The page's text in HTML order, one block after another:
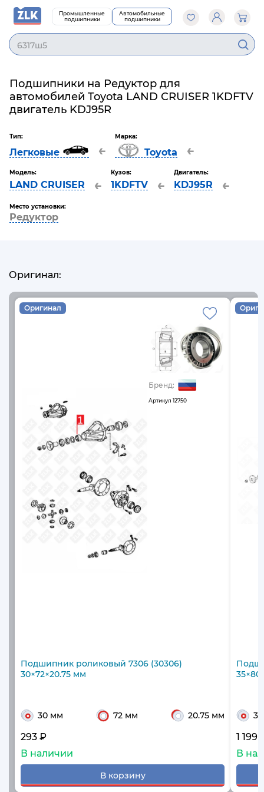
Промышленные
подшипники
Автомобильные
подшипники
6317ш5
Подшипники на Редуктор для
автомобилей Toyota LAND CRUISER 1KDFTV
двигатель KDJ95R
Тип:
Легковые ←
Марка:
Toyota ←
Модель:
LAND CRUISER ←
Кузов:
1KDFTV ←
Двигатель:
KDJ95R ←
Место установки:
Редуктор
Оригинал:
Оригинал
Бренд:
Артикул 12750
Подшипник роликовый 7306 (30306)
30×72×20.75 мм
30 мм 72 мм 20.75 мм
293 ₽
В наличии
В корзину
1 199
В